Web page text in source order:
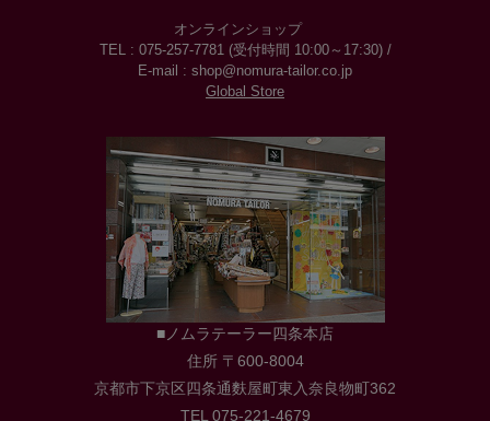
オンラインショップ
TEL : 075-257-7781 (受付時間 10:00～17:30) /
E-mail : shop@nomura-tailor.co.jp
Global Store
■ノムラテーラー四条本店
住所 〒600-8004
京都市下京区四条通麩屋町東入奈良物町362
TEL 075-221-4679